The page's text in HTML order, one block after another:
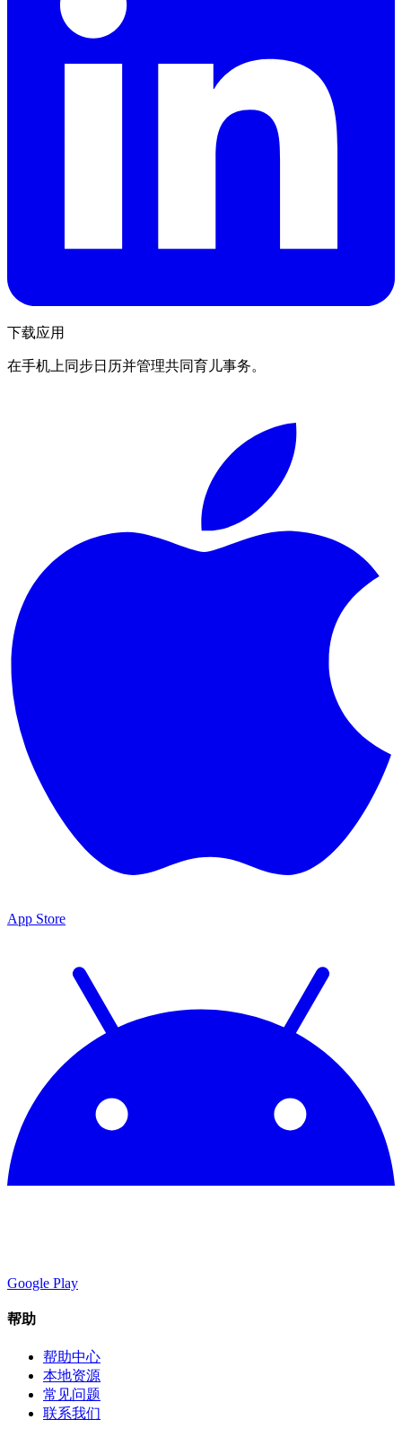
下载应用
在手机上同步日历并管理共同育儿事务。
App Store
Google Play
帮助
帮助中心
本地资源
常见问题
联系我们